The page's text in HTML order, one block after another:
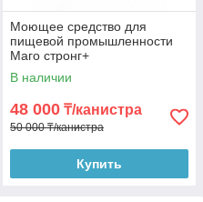
Моющее средство для
пищевой промышленности
Маго стронг+
В наличии
48 000 ₸/канистра
50 000 ₸/канистра
Купить